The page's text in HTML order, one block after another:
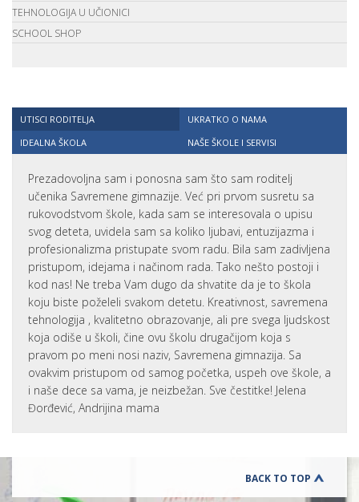
TEHNOLOGIJA U UČIONICI
SCHOOL SHOP
UTISCI RODITELJA
UKRATKO O NAMA
IDEALNA ŠKOLA
NAŠE ŠKOLE I SERVISI
Prezadovoljna sam i ponosna sam što sam roditelj
učenika Savremene gimnazije. Već pri prvom susretu sa
rukovodstvom škole, kada sam se interesovala o upisu
svog deteta, uvidela sam sa koliko ljubavi, entuzijazma i
profesionalizma pristupate svom radu. Bila sam zadivljena
pristupom, idejama i načinom rada. Tako nešto postoji i
kod nas! Ne treba Vam dugo da shvatite da je to škola
koju biste poželeli svakom detetu. Kreativnost, savremena
tehnologija , kvalitetno obrazovanje, ali pre svega ljudskost
koja odiše u školi, čine ovu školu drugačijom koja s
pravom po meni nosi naziv, Savremena gimnazija. Sa
ovakvim pristupom od samog početka, uspeh ove škole, a
i naše dece sa vama, je neizbežan. Sve čestitke! Jelena
Đorđević, Andrijina mama
BACK TO TOP